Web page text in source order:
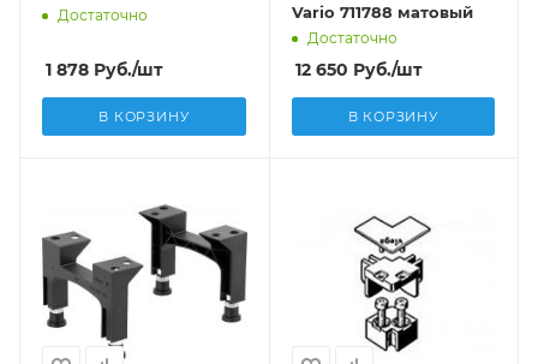
Достаточно
1 878 Руб./шт
В КОРЗИНУ
Vario 711788 матовый
Достаточно
12 650 Руб./шт
В КОРЗИНУ